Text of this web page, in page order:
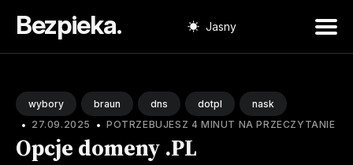
Bezpieka. Jasny
wpisu
wybory braun dns dotpl nask
• 27.09.2025 • POTRZEBUJESZ 4 MINUT NA PRZECZYTANIE
Opcje domeny .PL